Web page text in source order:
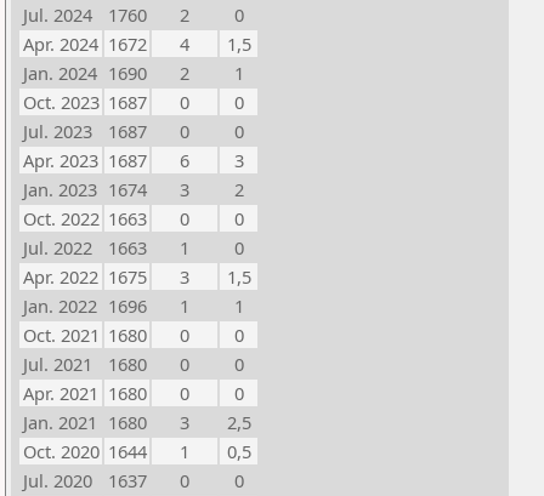
Jul. 2024
1760 2
0
Apr. 2024 1672 4
1,5
Jan. 2024 1690 2
1
Oct. 2023 1687 0
0
Jul. 2023
1687 0
0
Apr. 2023 1687 6
3
Jan. 2023 1674 3
2
Oct. 2022 1663 0
0
Jul. 2022
1663 1
0
Apr. 2022 1675 3
1,5
Jan. 2022 1696 1
1
Oct. 2021 1680 0
0
Jul. 2021
1680 0
0
Apr. 2021 1680 0
0
Jan. 2021 1680 3
2,5
Oct. 2020 1644 1
0,5
Jul. 2020
1637 0
0